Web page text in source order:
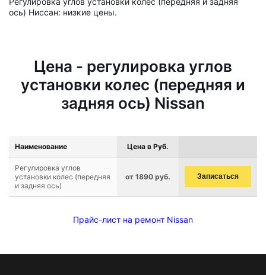
ось) Ниссан: низкие цены.
Цена - регулировка углов
установки колес (передняя и
задняя ось) Nissan
Наименование Цена в Руб.
Регулировка углов
установки колес (передняя
и задняя ось)
от 1890 руб. Записаться
Прайс-лист на ремонт Nissan